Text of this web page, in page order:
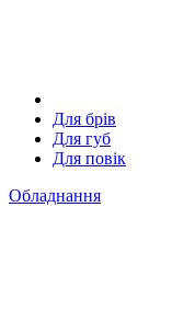
Для брів
Для губ
Для повік
Обладнання